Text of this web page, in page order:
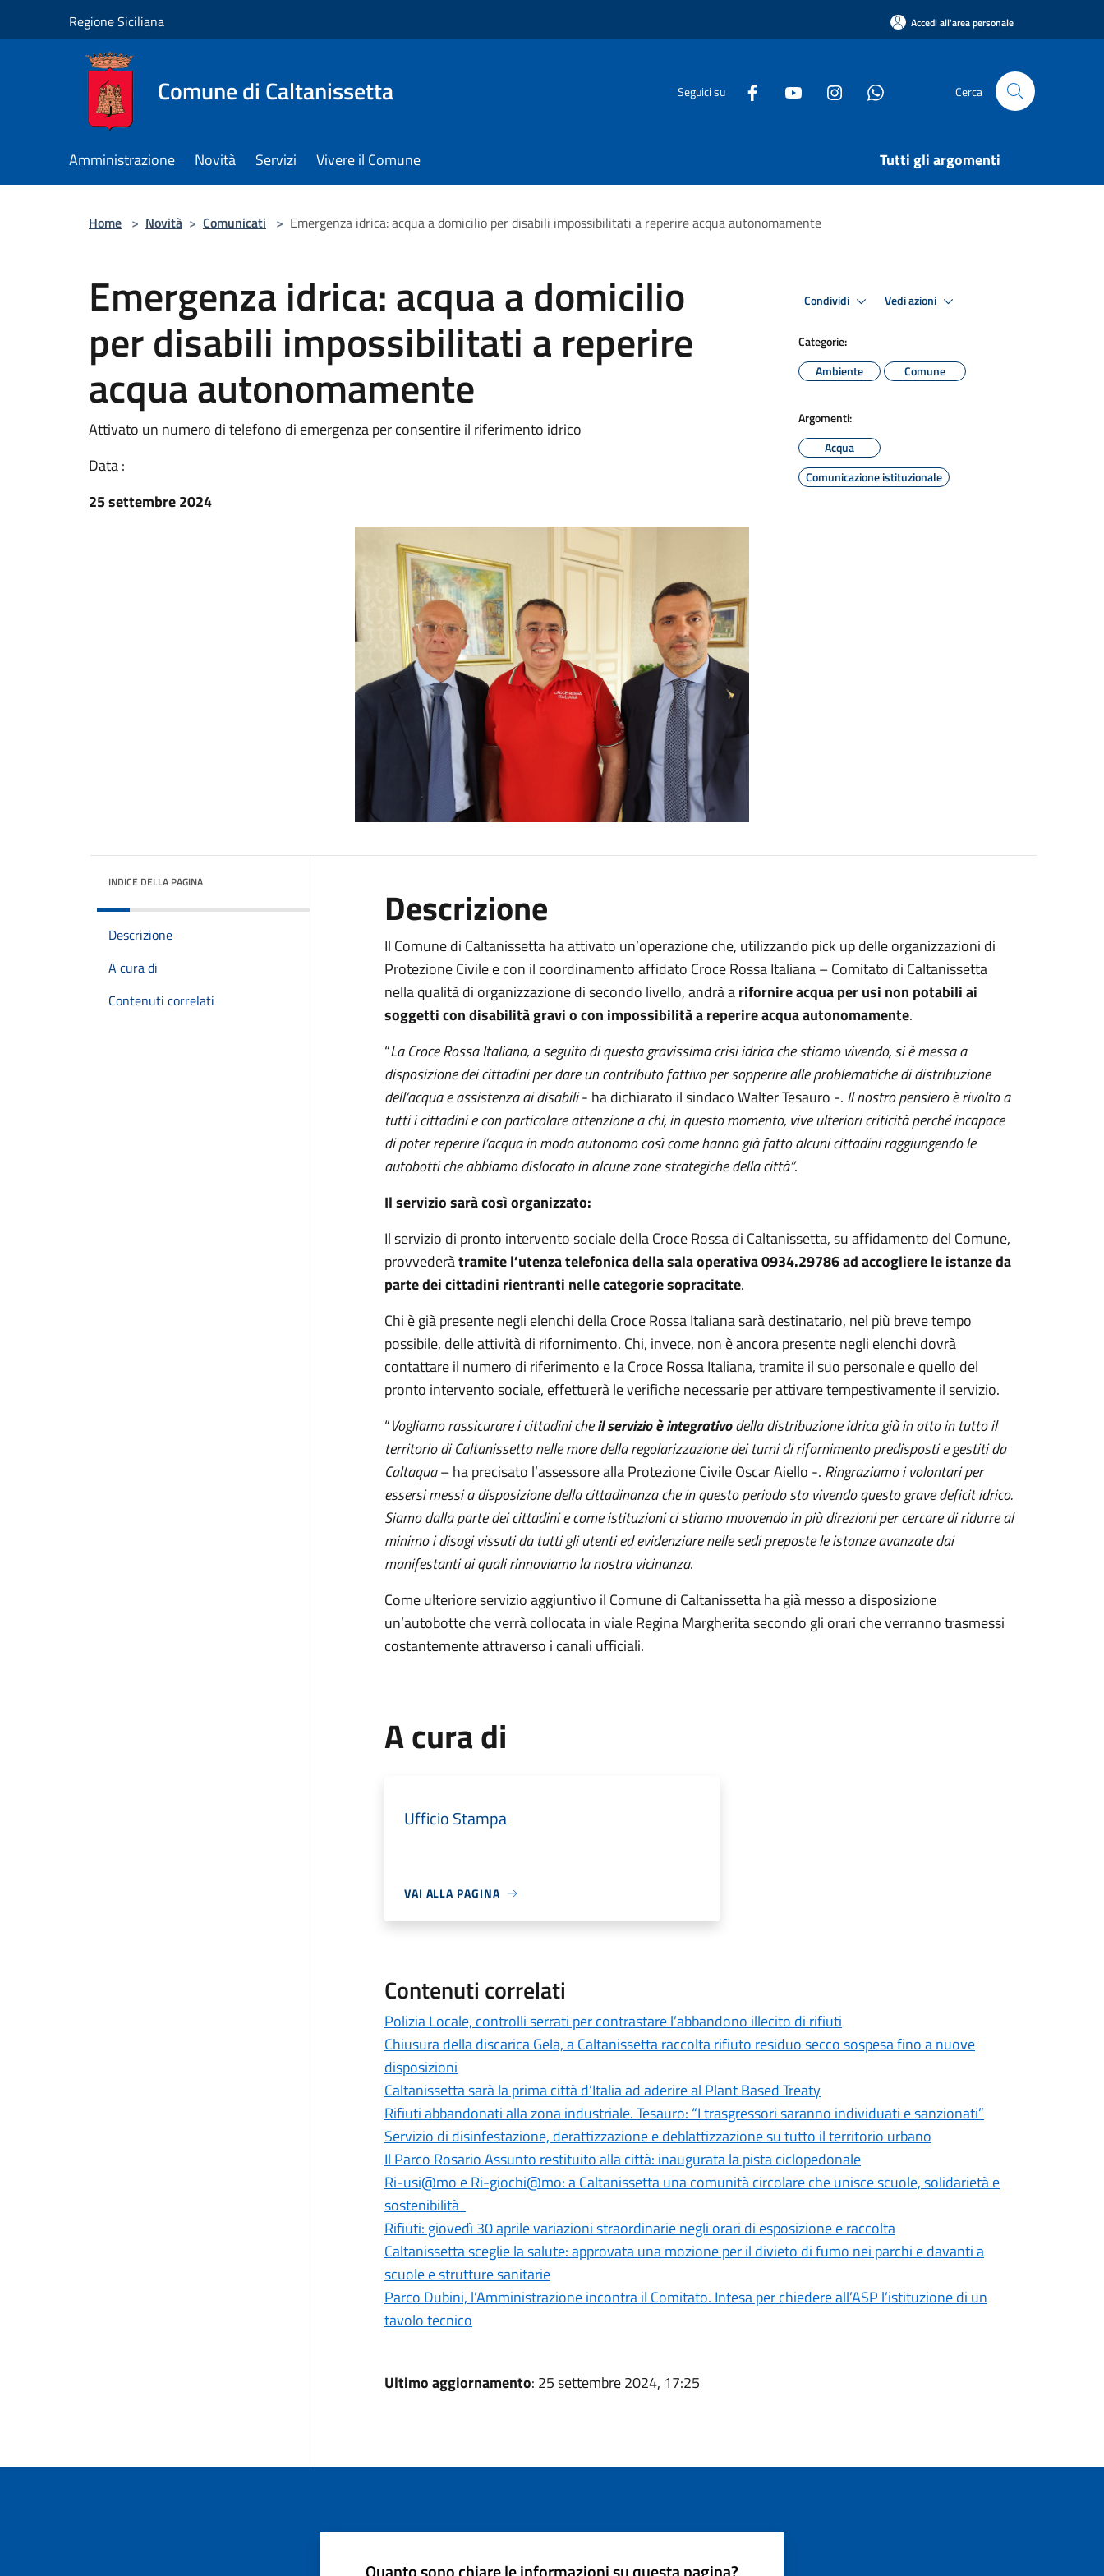
Regione Siciliana Accedi all'area personale
Comune di Caltanissetta Seguici su Cerca
Amministrazione Novità Servizi Vivere il Comune Tutti gli argomenti
Home > Novità > Comunicati > Emergenza idrica: acqua a domicilio per disabili impossibilitati a reperire acqua autonomamente
Emergenza idrica: acqua a domicilio
per disabili impossibilitati a reperire
acqua autonomamente
Attivato un numero di telefono di emergenza per consentire il riferimento idrico
Data :
25 settembre 2024
Condividi Vedi azioni
Categorie:
Ambiente
Comune
Argomenti:
Acqua
Comunicazione istituzionale
INDICE DELLA PAGINA
Descrizione
A cura di
Contenuti correlati
Descrizione
Il Comune di Caltanissetta ha attivato un’operazione che, utilizzando pick up delle organizzazioni di
Protezione Civile e con il coordinamento affidato Croce Rossa Italiana – Comitato di Caltanissetta
nella qualità di organizzazione di secondo livello, andrà arifornire acqua per usi non potabili ai
soggetti con disabilità gravi o con impossibilità a reperire acqua autonomamente.
“La Croce Rossa Italiana, a seguito di questa gravissima crisi idrica che stiamo vivendo, si è messa a
disposizione dei cittadini per dare un contributo fattivo per sopperire alle problematiche di distribuzione
dell’acqua e assistenza ai disabili- ha dichiarato il sindaco Walter Tesauro -. Il nostro pensiero è rivolto a
tutti i cittadini e con particolare attenzione a chi, in questo momento, vive ulteriori criticità perché incapace
di poter reperire l’acqua in modo autonomo così come hanno già fatto alcuni cittadini raggiungendo le
autobotti che abbiamo dislocato in alcune zone strategiche della città”.
Il servizio sarà così organizzato:
Il servizio di pronto intervento sociale della Croce Rossa di Caltanissetta, su affidamento del Comune,
provvederàtramite l’utenza telefonica della sala operativa 0934.29786 ad accogliere le istanze da
parte dei cittadini rientranti nelle categorie sopracitate.
Chi è già presente negli elenchi della Croce Rossa Italiana sarà destinatario, nel più breve tempo
possibile, delle attività di rifornimento. Chi, invece, non è ancora presente negli elenchi dovrà
contattare il numero di riferimento e la Croce Rossa Italiana, tramite il suo personale e quello del
pronto intervento sociale, effettuerà le verifiche necessarie per attivare tempestivamente il servizio.
“Vogliamo rassicurare i cittadini cheil servizio è integrativodella distribuzione idrica già in atto in tutto il
territorio di Caltanissetta nelle more della regolarizzazione dei turni di rifornimentopredispostie gestiti da
Caltaqua– ha precisato l’assessore alla Protezione Civile Oscar Aiello -. Ringraziamo i volontari per
essersi messi a disposizione della cittadinanza che in questo periodo sta vivendo questo grave deficit idrico.
Siamo dalla parte dei cittadini e come istituzioni ci stiamo muovendo in più direzioni per cercare di ridurre al
minimo i disagi vissuti da tutti gli utenti ed evidenziare nelle sedi preposte le istanze avanzate dai
manifestanti ai quali rinnoviamo la nostra vicinanza.
Come ulteriore servizio aggiuntivo il Comune di Caltanissetta ha già messo a disposizione
un’autobotte che verrà collocata in viale Regina Margherita secondo gli orari che verranno trasmessi
costantemente attraverso i canali ufficiali.
A cura di
Ufficio Stampa
VAI ALLA PAGINA
Contenuti correlati
Polizia Locale, controlli serrati per contrastare l’abbandono illecito di rifiuti
Chiusura della discarica Gela, a Caltanissetta raccolta rifiuto residuo secco sospesa fino a nuove
disposizioni
Caltanissetta sarà la prima città d’Italia ad aderire al Plant Based Treaty
Rifiuti abbandonati alla zona industriale. Tesauro: “I trasgressori saranno individuati e sanzionati”
Servizio di disinfestazione, derattizzazione e deblattizzazione su tutto il territorio urbano
Il Parco Rosario Assunto restituito alla città: inaugurata la pista ciclopedonale
Ri-usi@mo e Ri-giochi@mo: a Caltanissetta una comunità circolare che unisce scuole, solidarietà e
sostenibilità
Rifiuti: giovedì 30 aprile variazioni straordinarie negli orari di esposizione e raccolta
Caltanissetta sceglie la salute: approvata una mozione per il divieto di fumo nei parchi e davanti a
scuole e strutture sanitarie
Parco Dubini, l’Amministrazione incontra il Comitato. Intesa per chiedere all’ASP l’istituzione di un
tavolo tecnico
Ultimo aggiornamento: 25 settembre 2024, 17:25